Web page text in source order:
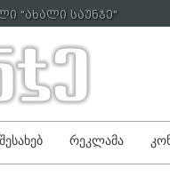
"ახალი საუნჯე"
რეკლამა